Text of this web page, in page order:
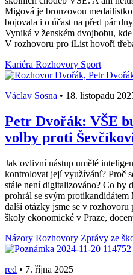
Migová je bronzovou
bojovala i o účast na před pár
Vyniká v ženském dvojbobu,
V rozhovoru pro iList hovoří
Kariéra Rozhovory Sport
Václav Sosna • 18. listopadu
Petr Dvořák: VŠE
volby proti
Jak ovlivní nástup umělé
kontrolovat její využívání? Proč
stále není digitalizováno? Co by
prohrál se svým
další otázky jsme se v
školy ekonomické v Praze,
Názory Rozhovory Zprávy ze
red • 7. října 2025